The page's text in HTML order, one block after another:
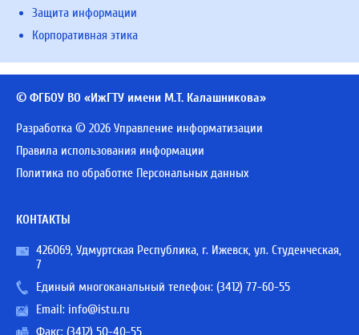
Защита информации
Корпоративная этика
© ФГБОУ ВО «ИжГТУ имени М.Т. Калашникова»
Разработка © 2026 Управление информатизации
Правила использования информации
Политика по обработке Персональных данных
КОНТАКТЫ
426069, Удмуртская Республика, г. Ижевск, ул. Студенческая,
7
Единый многоканальный телефон: (3412) 77-60-55
Email: info@istu.ru
Факс: (3412) 50-40-55